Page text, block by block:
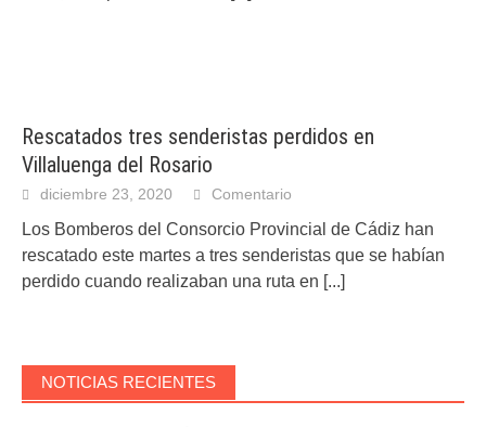
Rescatados tres senderistas perdidos en
Villaluenga del Rosario
diciembre 23, 2020 Comentario
Los Bomberos del Consorcio Provincial de Cádiz han
rescatado este martes a tres senderistas que se habían
perdido cuando realizaban una ruta en [...]
NOTICIAS RECIENTES